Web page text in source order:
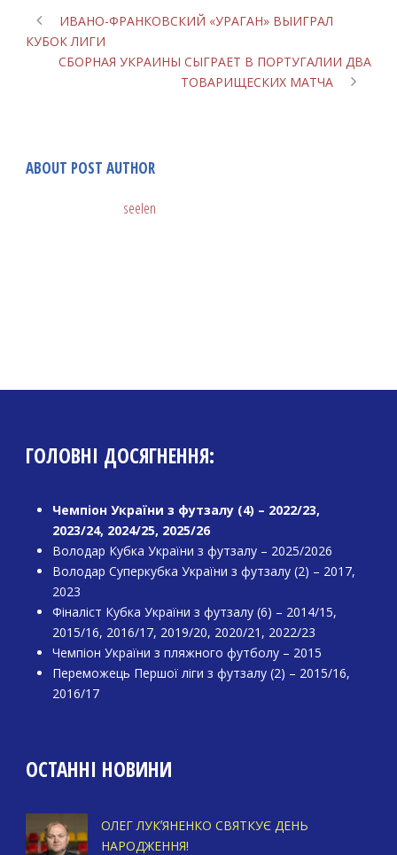
ИВАНО-ФРАНКОВСКИЙ «УРАГАН» ВЫИГРАЛ
КУБОК ЛИГИ
СБОРНАЯ УКРАИНЫ СЫГРАЕТ В ПОРТУГАЛИИ ДВА
ТОВАРИЩЕСКИХ МАТЧА
ABOUT POST AUTHOR
seelen
ГОЛОВНІ ДОСЯГНЕННЯ:
Чемпіон України з футзалу (4) – 2022/23,
2023/24, 2024/25, 2025/26
Володар Кубка України з футзалу – 2025/2026
Володар Суперкубка України з футзалу (2) – 2017,
2023
Фіналіст Кубка України з футзалу (6) – 2014/15,
2015/16, 2016/17, 2019/20, 2020/21, 2022/23
Чемпіон України з пляжного футболу – 2015
Переможець Першої ліги з футзалу (2) – 2015/16,
2016/17
ОСТАННІ НОВИНИ
ОЛЕГ ЛУКʼЯНЕНКО СВЯТКУЄ ДЕНЬ
НАРОДЖЕННЯ!